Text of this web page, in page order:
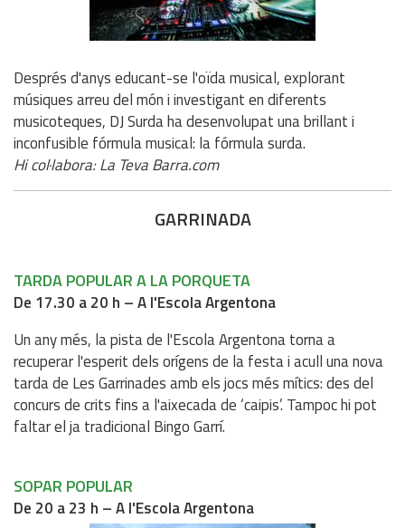
Després d'anys educant-se l'oïda musical, explorant
músiques arreu del món i investigant en diferents
musicoteques, DJ Surda ha desenvolupat una brillant i
inconfusible fórmula musical: la fórmula surda.
Hi col·labora: La Teva Barra.com
GARRINADA
TARDA POPULAR A LA PORQUETA
De 17.30 a 20 h – A l'Escola Argentona
Un any més, la pista de l'Escola Argentona torna a
recuperar l'esperit dels orígens de la festa i acull una nova
tarda de Les Garrinades amb els jocs més mítics: des del
concurs de crits fins a l'aixecada de ‘caipis’. Tampoc hi pot
faltar el ja tradicional Bingo Garrí.
SOPAR POPULAR
De 20 a 23 h – A l'Escola Argentona